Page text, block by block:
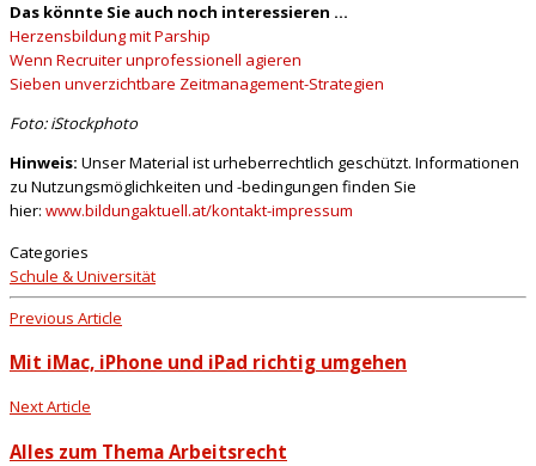
Das könnte Sie auch noch interessieren …
Herzensbildung mit Parship
Wenn Recruiter unprofessionell agieren
Sieben unverzichtbare Zeitmanagement-Strategien
Foto: iStockphoto
Hinweis: Unser Material ist urheberrechtlich geschützt. Informationen
zu Nutzungsmöglichkeiten und -bedingungen finden Sie
hier: www.bildungaktuell.at/kontakt-impressum
Categories
Schule & Universität
Previous Article
Mit iMac, iPhone und iPad richtig umgehen
Next Article
Alles zum Thema Arbeitsrecht